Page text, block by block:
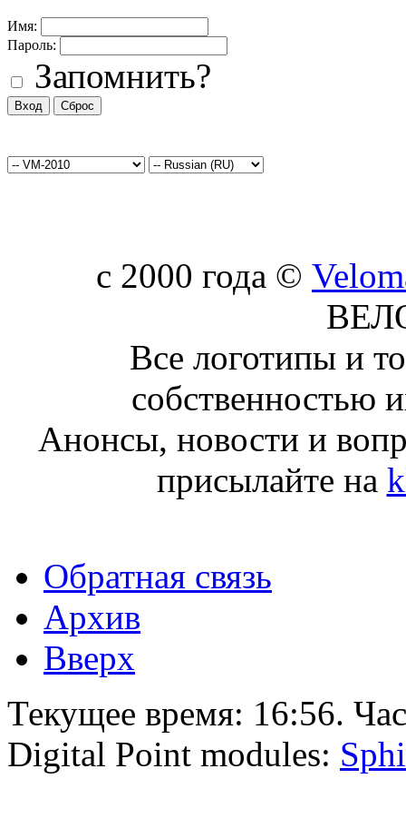
Имя:
Пароль:
Запомнить?
c 2000 года ©
Все логотипы и
собственностью
Анонсы, новости и
присылайте на
Обратная связь
Архив
Вверх
Текущее время: 16:56.
Digital Point modules: